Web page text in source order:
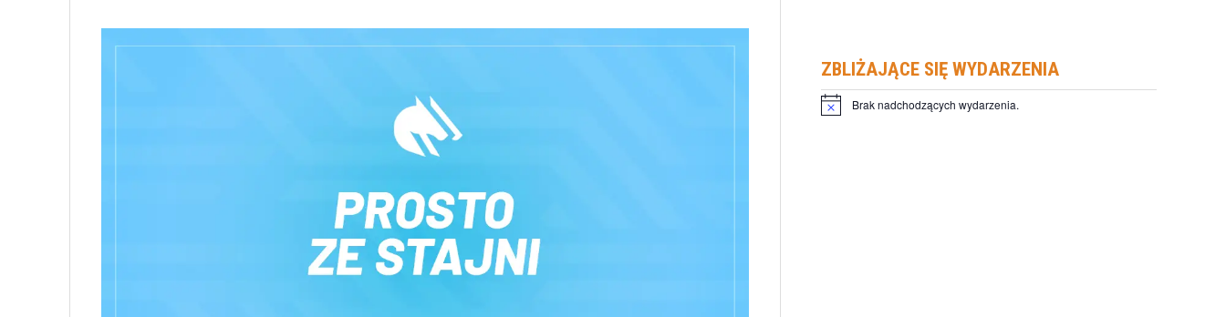
ZBLIŻAJĄCE SIĘ WYDARZENIA
Powiadomienie
Brak nadchodzących wydarzenia.